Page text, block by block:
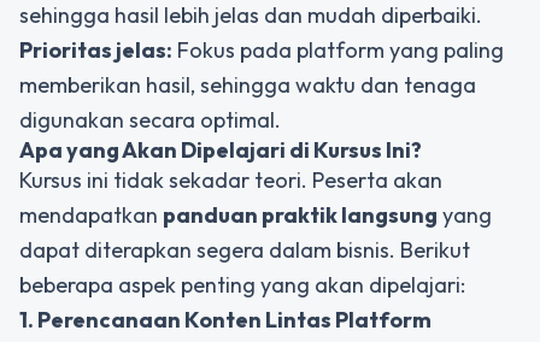
sehingga hasil lebih jelas dan mudah diperbaiki.
Prioritas jelas: Fokus pada platform yang paling
memberikan hasil, sehingga waktu dan tenaga
digunakan secara optimal.
Apa yang Akan Dipelajari di Kursus Ini?
Kursus ini tidak sekadar teori. Peserta akan
mendapatkan panduan praktik langsung yang
dapat diterapkan segera dalam bisnis. Berikut
beberapa aspek penting yang akan dipelajari:
1. Perencanaan Konten Lintas Platform